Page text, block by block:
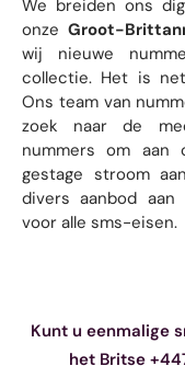
We breiden ons
onze Groot-
wij nieuwe
collectie. Het is
Ons team van
zoek naar de
nummers om aan
gestage stroom
divers aanbod aan
voor alle sms-eisen.
Kunt u eenmalige
het Britse